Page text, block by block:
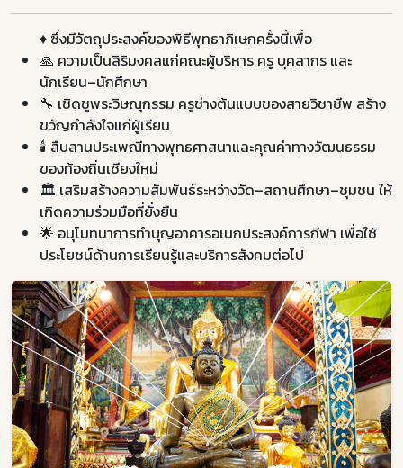
♦️ ซึ่งมีวัตถุประสงค์ของพิธีพุทธาภิเษกครั้งนี้เพื่อ
🙏 ความเป็นสิริมงคลแก่คณะผู้บริหาร ครู บุคลากร และ
นักเรียน–นักศึกษา
🔧 เชิดชูพระวิษณุกรรม ครูช่างต้นแบบของสายวิชาชีพ สร้าง
ขวัญกำลังใจแก่ผู้เรียน
🕯️ สืบสานประเพณีทางพุทธศาสนาและคุณค่าทางวัฒนธรรม
ของท้องถิ่นเชียงใหม่
🏛️ เสริมสร้างความสัมพันธ์ระหว่างวัด–สถานศึกษา–ชุมชน ให้
เกิดความร่วมมือที่ยั่งยืน
🌟 อนุโมทนาการทำบุญอาคารอเนกประสงค์การกีฬา เพื่อใช้
ประโยชน์ด้านการเรียนรู้และบริการสังคมต่อไป